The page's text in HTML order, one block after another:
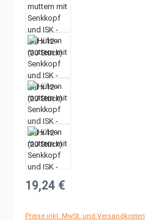
Regulärer Preis:
19,24 €
Preise inkl. MwSt. und Versandkosten